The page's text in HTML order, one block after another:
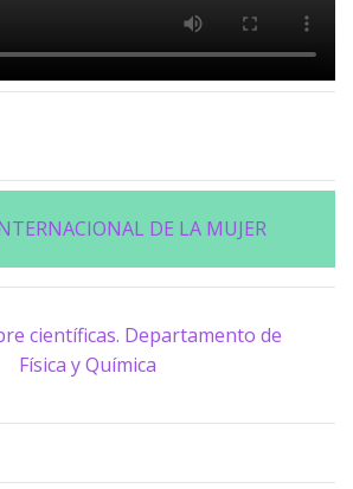
DE LA MUJER
científicas. Departamento de
Física y Química